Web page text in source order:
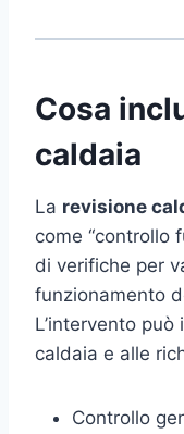
Cosa
caldaia
La revisione
come “controllo
di verifiche per
funzionamento
L’intervento
caldaia e alle
Controllo